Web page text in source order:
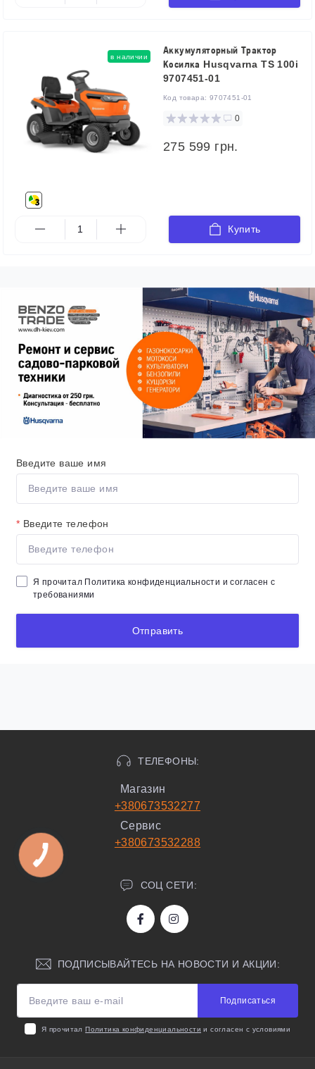
в наличии
Аккумуляторный Трактор
Косилка Husqvarna TS 100i
9707451-01
Код товара: 9707451-01
0
275 599 грн.
Купить
Введите ваше имя
* Введите телефон
Я прочитал Политика конфиденциальности и согласен с
требованиями
Отправить
ТЕЛЕФОНЫ:
Магазин
+380673532277
Сервис
+380673532288
СОЦ СЕТИ:
ПОДПИСЫВАЙТЕСЬ НА НОВОСТИ И АКЦИИ:
Подписаться
Я прочиталПолитика конфиденциальности и согласен с условиями